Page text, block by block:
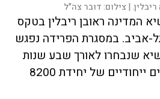
| צילום:דובר צה"ל
המדינה ראובן ריבלין בטקס
אביב. במסגרת הפרידה נפגש
מצטייני נשיא שנבחרו לאורך שבע שנות
כהונתו, והוצגו לו פרויקטים ייחודיים של יחידת 8200